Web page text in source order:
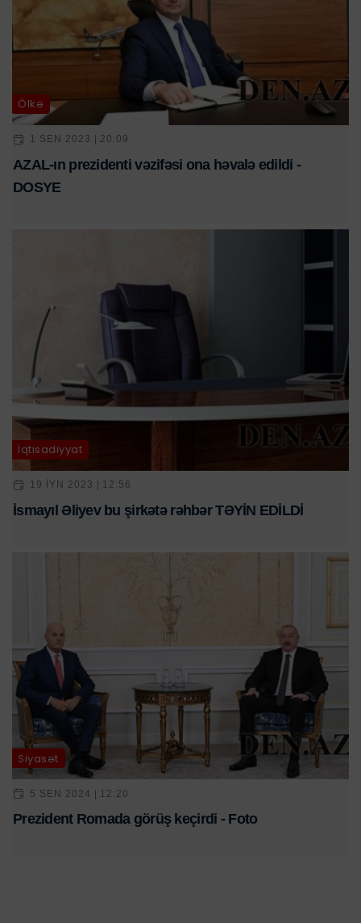
Ölkə
1 SEN 2023 | 20:09
AZAL-ın prezidenti vəzifəsi ona həvalə edildi -
DOSYE
İqtisadiyyat
19 IYN 2023 | 12:56
İsmayıl Əliyev bu şirkətə rəhbər TƏYİN EDİLDİ
Siyasət
5 SEN 2024 | 12:20
Prezident Romada görüş keçirdi - Foto